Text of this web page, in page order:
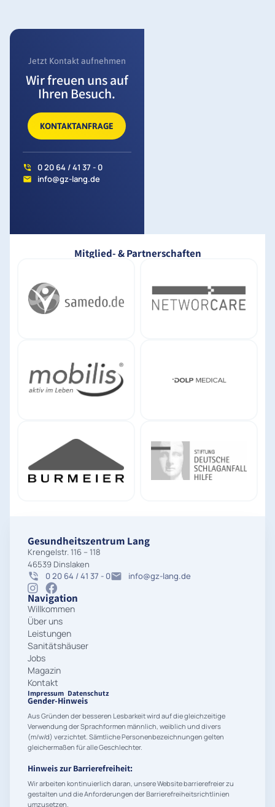
Jetzt Kontakt aufnehmen
Wir freuen uns auf
Ihren Besuch.
KONTAKTANFRAGE
0 20 64 / 41 37 - 0
info@gz-lang.de
Mitglied- & Partnerschaften
Gesundheitszentrum Lang
Krengelstr. 116 – 118
46539 Dinslaken
0 20 64 / 41 37 - 0
info@gz-lang.de
Navigation
Willkommen
Über uns
Leistungen
Sanitätshäuser
Jobs
Magazin
Kontakt
Impressum Datenschutz
Gender-Hinweis
Aus Gründen der besseren Lesbarkeit wird auf die gleichzeitige
Verwendung der Sprachformen männlich, weiblich und divers
(m/w/d) verzichtet. Sämtliche Personenbezeichnungen gelten
gleichermaßen für alle Geschlechter.
Hinweis zur Barrierefreiheit:
Wir arbeiten kontinuierlich daran, unsere Website barrierefreier zu
gestalten und die Anforderungen der Barrierefreiheitsrichtlinien
umzusetzen.